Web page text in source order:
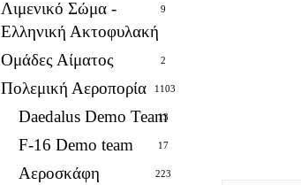
Λιμενικό Σώμα -
Ελληνική Ακτοφυλακή
9
Ομάδες Αίματος 2
Πολεμική Αεροπορία 1103
Daedalus Demo Team
13
F-16 Demo team 17
Αεροσκάφη 223